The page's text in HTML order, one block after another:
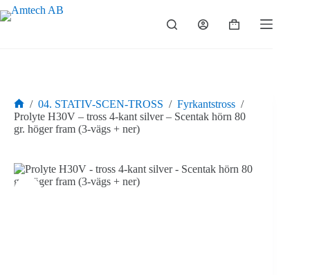
Hoppa
till
Varukorg
Hem
/ 04. STATIV-SCEN-TROSS / Fyrkantstross /
Prolyte H30V – tross 4-kant silver – Scentak hörn 80
gr. höger fram (3-vägs + ner)